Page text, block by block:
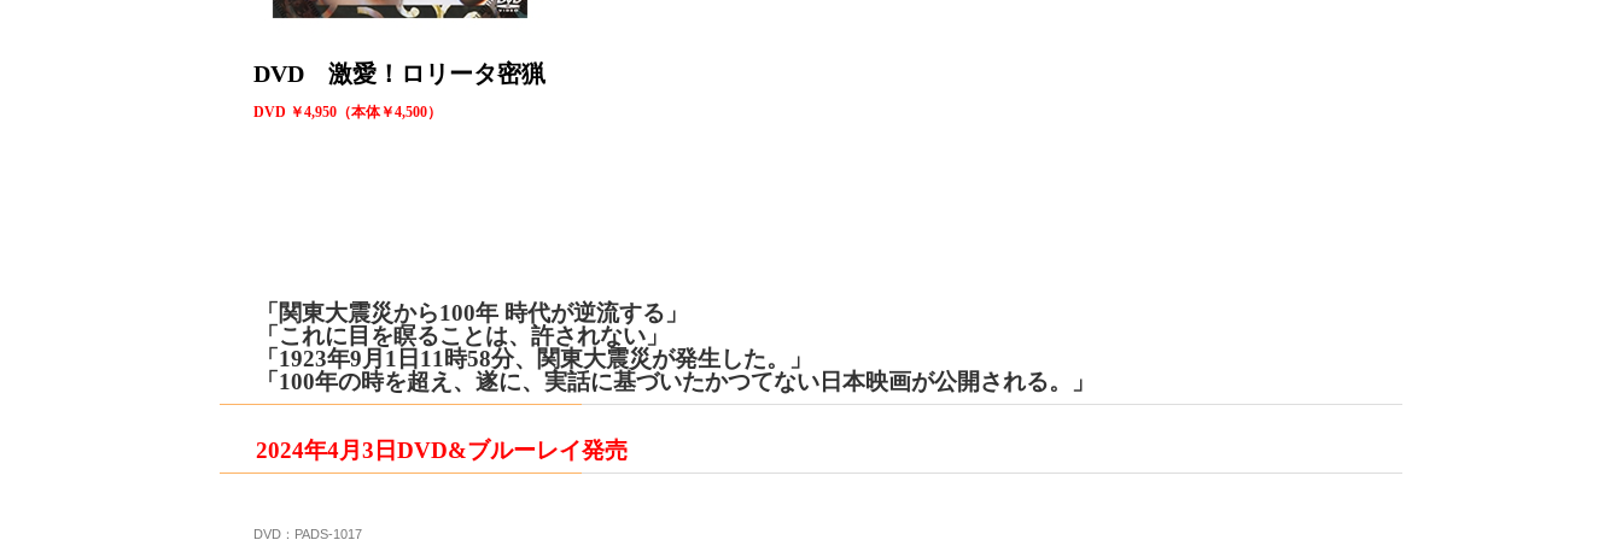
DVD 激愛！ロリータ密猟
DVD ￥4,950（本体￥4,500）
「関東大震災から100年 時代が逆流する」
「これに目を瞑ることは、許されない」
「1923年9月1日11時58分、関東大震災が発生した。」
「100年の時を超え、遂に、実話に基づいたかつてない日本映画が公開される。」
2024年4月3日DVD&ブルーレイ発売
DVD：PADS-1017